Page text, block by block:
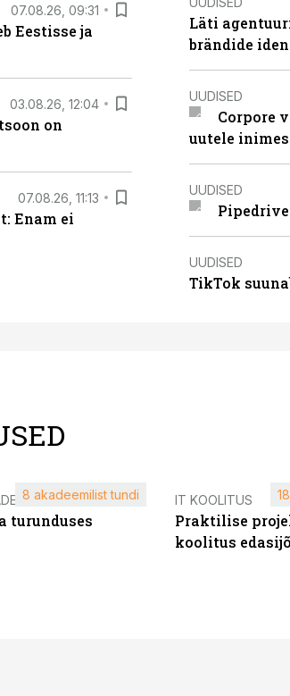
07.08.26, 09:31
Eestisse ja
03.08.26, 12:04
on
07.08.26, 11:13
Enam ei
Läti
brändide
UUDISED
Corpore
uutele
UUDISED
UUDISED
TikTok
turunduses
8 akadeemilist tundi IT KOOLITUS
Praktilise
koolitus